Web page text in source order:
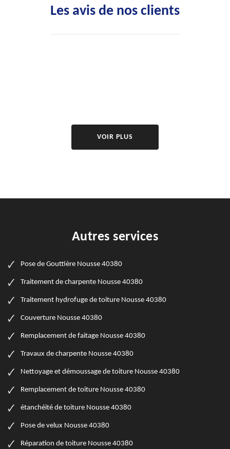
Les avis de nos clients
VOIR PLUS
Autres services
Pose de Gouttière Nousse 40380
Traitement de charpente Nousse 40380
Traitement hydrofuge de toiture Nousse 40380
Couverture Nousse 40380
Remplacement de faitage Nousse 40380
Travaux de charpente Nousse 40380
Nettoyage et démoussage de toiture Nousse 40380
Remplacement de toiture Nousse 40380
étanchéité de toiture Nousse 40380
Pose de velux Nousse 40380
Réparation de toiture Nousse 40380